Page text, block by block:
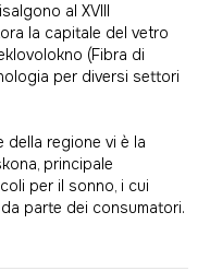
al XVIII
la capitale del vetro
(Fibra di
per diversi settori
della regione vi è la
principale
per il sonno, i cui
parte dei consumatori.